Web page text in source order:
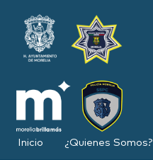
Inicio ¿Quienes Somos?